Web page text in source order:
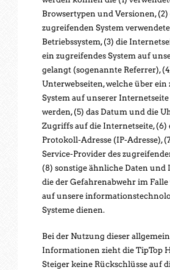
Browsertypen und Versionen, (2)
zugreifenden System verwendete
Betriebssystem, (3) die
ein zugreifendes System auf
gelangt (sogenannte Referrer),
Unterwebseiten, welche über ein
System auf unserer
werden, (5) das Datum und die
Zugriffs auf die Internetseite, (6)
Protokoll-Adresse (IP-Adresse),
Service-Provider des
(8) sonstige ähnliche Daten
die der Gefahrenabwehr im
auf unsere
Systeme dienen.
Bei der Nutzung dieser
Informationen zieht die TipTop
Steiger keine Rückschlüsse auf